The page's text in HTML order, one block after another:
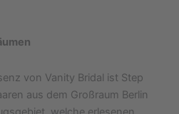
von Vanity Bridal ist Step
aus dem Großraum Berlin